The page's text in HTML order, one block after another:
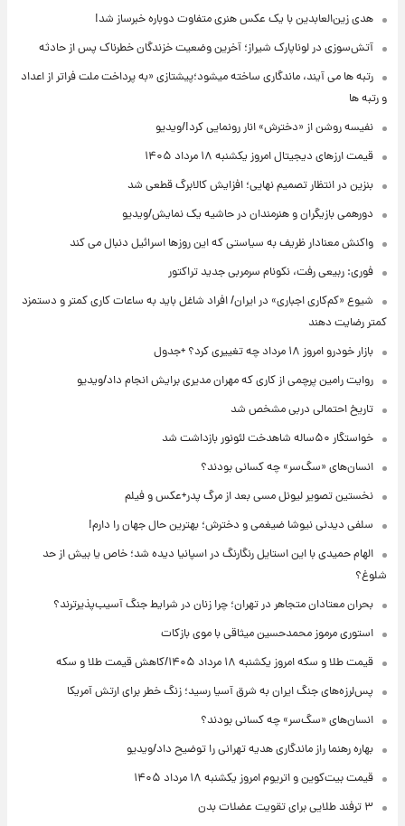
هدی زین‌العابدین با یک عکس هنری متفاوت دوباره خبرساز شد!
آتش‌سوزی در لوناپارک شیراز؛ آخرین وضعیت خزندگان خطرناک پس از حادثه
رتبه ها می آیند، ماندگاری ساخته میشود؛پیشتازی «به پرداخت ملت فراتر از اعداد
و رتبه ها
نفیسه روشن از «دخترش» انار رونمایی کرد!/ویدیو
قیمت ارزهای دیجیتال امروز یکشنبه ۱۸ مرداد ۱۴۰۵
بنزین در انتظار تصمیم نهایی؛ افزایش کالابرگ قطعی شد
دورهمی بازیگران و هنرمندان در حاشیه یک نمایش/ویدیو
واکنش معنادار ظریف به سیاستی که این روزها اسرائیل دنبال می کند
فوری: ربیعی رفت، نکونام سرمربی جدید تراکتور
شیوع «کم‌کاری اجباری» در ایران/ افراد شاغل باید به ساعات کاری کمتر و دستمزد
کمتر رضایت دهند
بازار خودرو امروز ۱۸ مرداد چه تغییری کرد؟ +جدول
روایت رامین پرچمی از کاری که مهران مدیری برایش انجام داد/ویدیو
تاریخ احتمالی دربی مشخص شد
خواستگار ۵۰ساله شاهدخت لئونور بازداشت شد
انسان‌های «سگ‌سر» چه کسانی بودند؟
نخستین تصویر لیونل مسی بعد از مرگ پدر+عکس و فیلم
سلفی دیدنی نیوشا ضیغمی و دخترش؛ بهترین حال جهان را دارم!
الهام حمیدی با این استایل رنگارنگ در اسپانیا دیده شد؛ خاص یا بیش از حد
شلوغ؟
بحران معتادان متجاهر در تهران؛ چرا زنان در شرایط جنگ آسیب‌پذیرترند؟
استوری مرموز محمدحسین میثاقی با موی بازکات
قیمت طلا و سکه امروز یکشنبه ۱۸ مرداد ۱۴۰۵/کاهش قیمت طلا و سکه
پس‌لرزه‌های جنگ ایران به شرق آسیا رسید؛ زنگ خطر برای ارتش آمریکا
انسان‌های «سگ‌سر» چه کسانی بودند؟
بهاره رهنما راز ماندگاری هدیه تهرانی را توضیح داد/ویدیو
قیمت بیت‌کوین و اتریوم امروز یکشنبه ۱۸ مرداد ۱۴۰۵
۳ ترفند طلایی برای تقویت عضلات بدن